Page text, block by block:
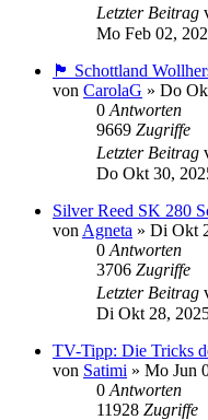
Letzter Beitrag
Mo Feb 02,
🏴󠁧󠁢󠁳󠁣󠁴󠁿 Schottland
von CarolaG » Do
0 Antworten
9669 Zugriffe
Letzter Beitrag
Do Okt 30,
Silver Reed SK 280
von Agneta » Di Okt
0 Antworten
3706 Zugriffe
Letzter Beitrag
Di Okt 28,
TV-Tipp: Die Tricks
von Satimi » Mo Jun
0 Antworten
11928 Zugriffe